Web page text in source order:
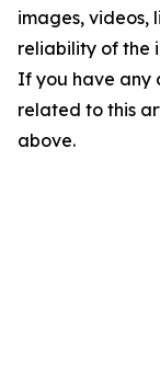
images, videos,
reliability of the
If you have any
related to this
above.